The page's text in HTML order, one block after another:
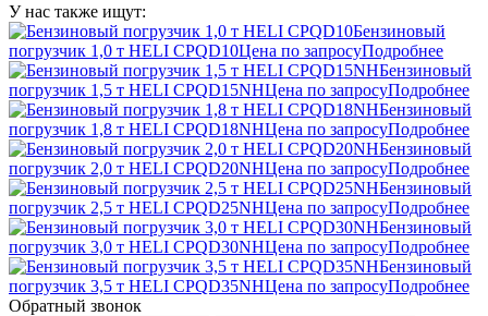
У нас также ищут:
Бензиновый
погрузчик 1,0 т HELI CPQD10Цена по запросуПодробнее
Бензиновый
погрузчик 1,5 т HELI CPQD15NHЦена по запросуПодробнее
Бензиновый
погрузчик 1,8 т HELI CPQD18NHЦена по запросуПодробнее
Бензиновый
погрузчик 2,0 т HELI CPQD20NHЦена по запросуПодробнее
Бензиновый
погрузчик 2,5 т HELI CPQD25NHЦена по запросуПодробнее
Бензиновый
погрузчик 3,0 т HELI CPQD30NHЦена по запросуПодробнее
Бензиновый
погрузчик 3,5 т HELI CPQD35NHЦена по запросуПодробнее
Обратный звонок